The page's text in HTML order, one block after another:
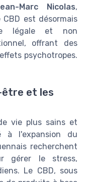
Marc Nicolas,
est désormais
légale et non
offrant des
psychotropes.
être et les
vie plus sains et
à l'expansion du
recherchent
gérer le stress,
Le CBD, sous